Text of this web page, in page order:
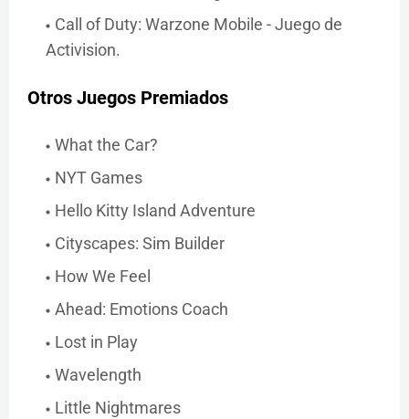
Call of Duty: Warzone Mobile - Juego de
Activision.
Otros Juegos Premiados
What the Car?
NYT Games
Hello Kitty Island Adventure
Cityscapes: Sim Builder
How We Feel
Ahead: Emotions Coach
Lost in Play
Wavelength
Little Nightmares